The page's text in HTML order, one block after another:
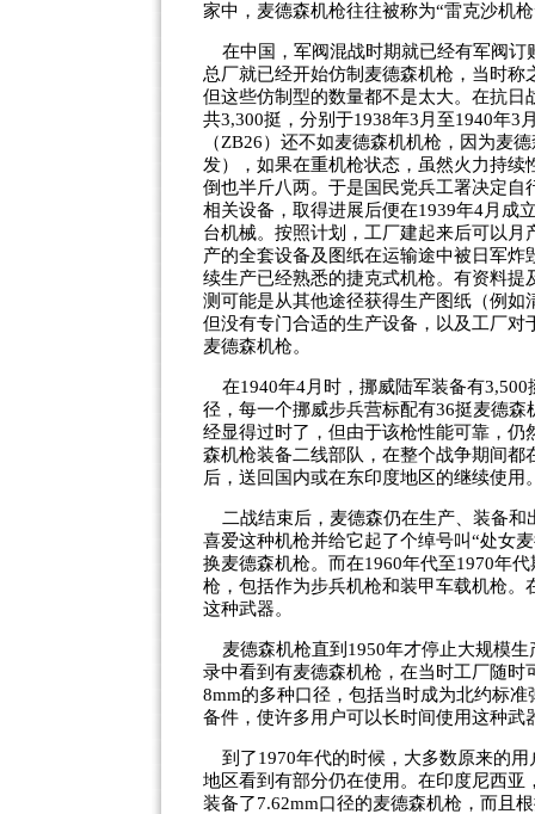
家中，麦德森机枪往往被称为“雷克沙机枪
在中国，军阀混战时期就已经有军阀订
总厂就已经开始仿制麦德森机枪，当时
但这些仿制型的数量都不是太大。在抗
共3,300挺，分别于1938年3月至1940年3
（ZB26）还不如麦德森机机枪，因为麦
发），如果在重机枪状态，虽然火力持
倒也半斤八两。于是国民党兵工署决定
相关设备，取得进展后便在1939年4月成
台机械。按照计划，工厂建起来后可以
产的全套设备及图纸在运输途中被日军
续生产已经熟悉的捷克式机枪。有资料提
测可能是从其他途径获得生产图纸（例
但没有专门合适的生产设备，以及工厂对
麦德森机枪。
在1940年4月时，挪威陆军装备有3,500
径，每一个挪威步兵营标配有36挺麦德森
经显得过时了，但由于该枪性能可靠，
森机枪装备二线部队，在整个战争期间
后，送回国内或在东印度地区的继续使用
二战结束后，麦德森仍在生产、装备和
喜爱这种机枪并给它起了个绰号叫“处女
换麦德森机枪。而在1960年代至1970年代
枪，包括作为步兵机枪和装甲车载机枪
这种武器。
麦德森机枪直到 1950年才停止大规模生
录中看到有麦德森机枪，在当时工厂随
8mm的多种口径，包括当时成为北约标准
备件，使许多用户可以长时间使用这种武
到了1970年代的时候，大多数原来的
地区看到有部分仍在使用。在印度尼西亚
装备了7.62mm口径的麦德森机枪，而且